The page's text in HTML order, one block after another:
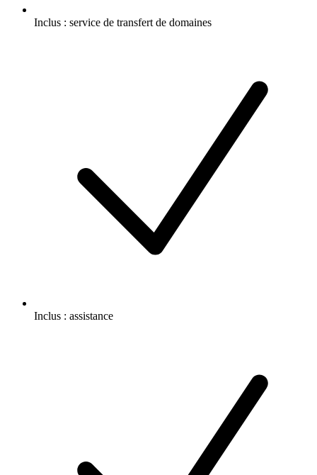
Inclus : service de transfert de domaines
Inclus : assistance